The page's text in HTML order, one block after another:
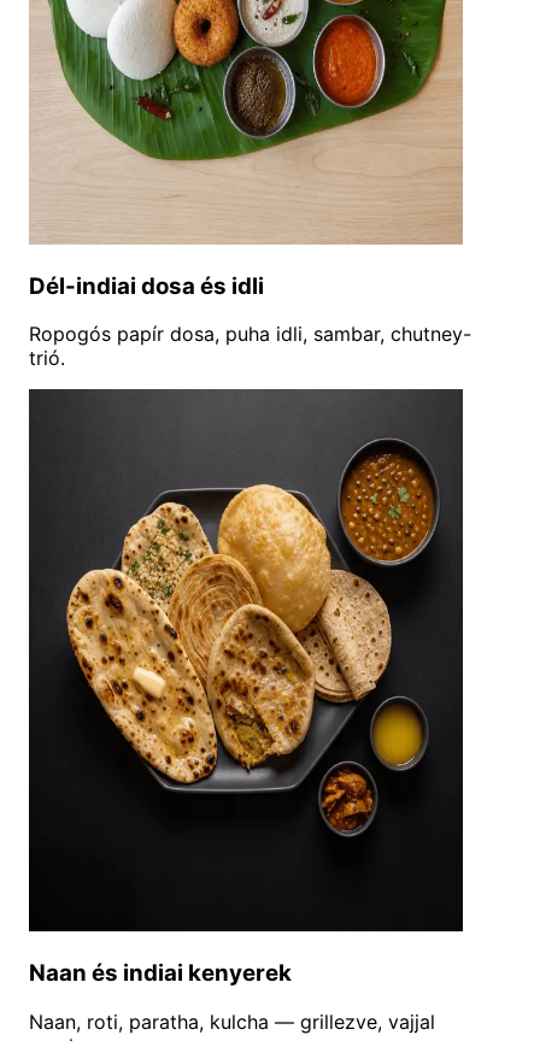
Dél-indiai dosa és idli
Ropogós papír dosa, puha idli, sambar, chutney-
trió.
Naan és indiai kenyerek
Naan, roti, paratha, kulcha — grillezve, vajjal